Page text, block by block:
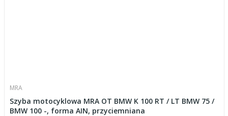
MRA
Szyba motocyklowa MRA OT BMW K 100 RT / LT BMW 75 /
BMW 100 -, forma AIN, przyciemniana